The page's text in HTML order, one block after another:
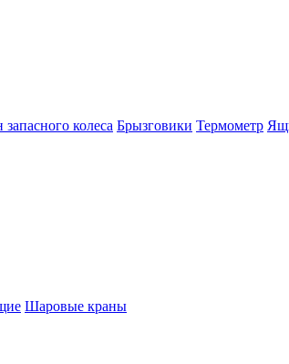
колеса Брызговики Термометр
Шаровые краны